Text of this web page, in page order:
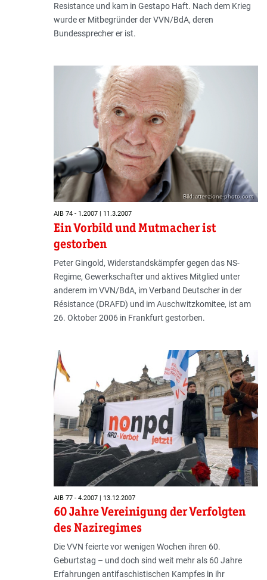
Resistance und kam in Gestapo Haft. Nach dem Krieg
wurde er Mitbegründer der VVN/BdA, deren
Bundessprecher er ist.
Bild: attenzione-photo.com
AIB 74 - 1.2007 | 11.3.2007
Ein Vorbild und Mutmacher ist
gestorben
Peter Gingold, Widerstandskämpfer gegen das NS-
Regime, Gewerkschafter und aktives Mitglied unter
anderem im VVN/BdA, im Verband Deutscher in der
Résistance (DRAFD) und im Auschwitzkomitee, ist am
26. Oktober 2006 in Frankfurt gestorben.
AIB 77 - 4.2007 | 13.12.2007
60 Jahre Vereinigung der Verfolgten
des Naziregimes
Die VVN feierte vor wenigen Wochen ihren 60.
Geburtstag – und doch sind weit mehr als 60 Jahre
Erfahrungen antifaschistischen Kampfes in ihr